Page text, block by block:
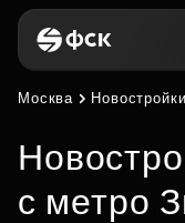
Москва
с метро